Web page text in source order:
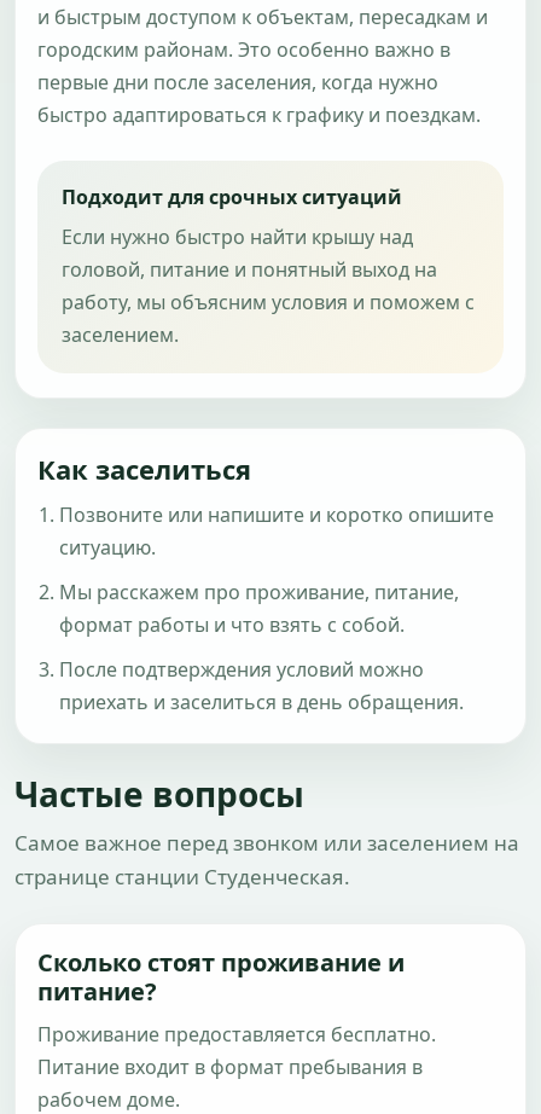
и быстрым доступом к объектам, пересадкам и
городским районам. Это особенно важно в
первые дни после заселения, когда нужно
быстро адаптироваться к графику и поездкам.
Подходит для срочных ситуаций
Если нужно быстро найти крышу над
головой, питание и понятный выход на
работу, мы объясним условия и поможем с
заселением.
Как заселиться
Позвоните или напишите и коротко опишите
ситуацию.
Мы расскажем про проживание, питание,
формат работы и что взять с собой.
После подтверждения условий можно
приехать и заселиться в день обращения.
Частые вопросы
Самое важное перед звонком или заселением на
странице станции Студенческая.
Сколько стоят проживание и
питание?
Проживание предоставляется бесплатно.
Питание входит в формат пребывания в
рабочем доме.